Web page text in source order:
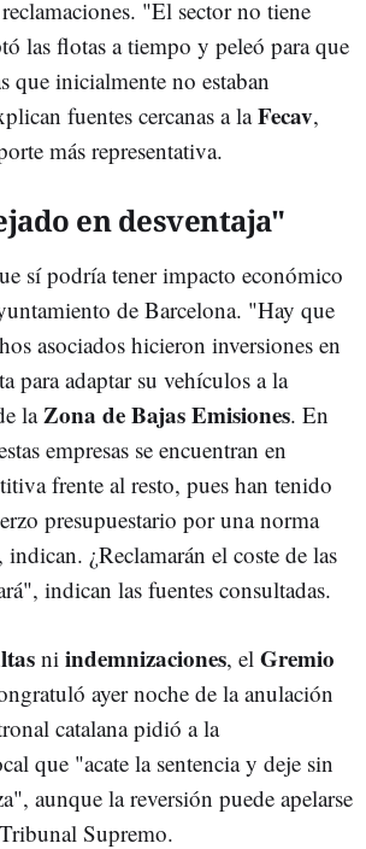
"El sector no tiene
las flotas a tiempo y peleó para que
que inicialmente no estaban
fuentes cercanas a laFecav,
más representativa.
en desventaja"
sí podría tener impacto económico
de Barcelona. "Hay que
asociados hicieron inversiones en
para adaptar su vehículos a la
laZona de Bajas Emisiones. En
empresas se encuentran en
frente al resto, pues han tenido
presupuestario por una norma
¿Reclamarán el coste de las
indican las fuentes consultadas.
ni indemnizaciones, el Gremio
ayer noche de la anulación
catalana pidió a la
que "acate la sentencia y deje sin
aunque la reversión puede apelarse
Supremo.